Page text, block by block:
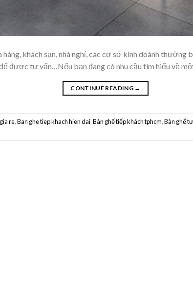
khách sạn, nhà nghỉ, các cơ sở kinh doánh thường
được tư vấn…Nếu bạn đang có nhu cầu tìm hiểu về
CONTINUE READING →
re,Ban ghe tiep khach hien dai,Bàn ghế tiếp khách tphcm,Bàn ghế